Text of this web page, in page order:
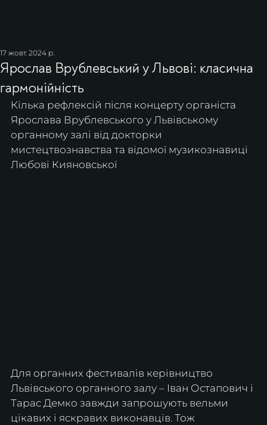
Ярослав Врублевський у Львові: класична
гармонійність
17 жовт. 2024 р.
Кілька рефлексій після концерту органіста
Ярослава Врублевського у Львівському
органному залі від докторки
мистецтвознавства та відомої музикознавиці
Любові Кияновської
Для органних фестивалів керівництво
Львівського органного залу – Іван Остапович і
Тарас Демко завжди запрошують вельми
цікавих і яскравих виконавців. Тож